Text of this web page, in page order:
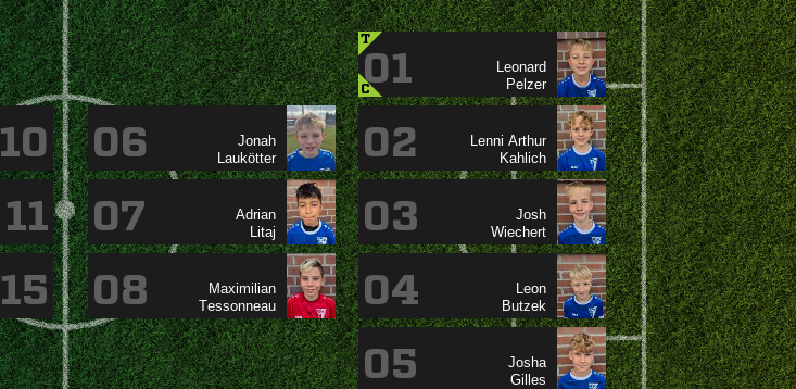
10
11
15


06


07


08


01
C
T
 

02


03


04


05